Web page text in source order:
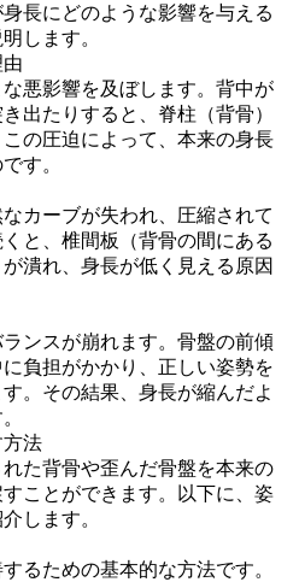
長にどのような影響を与える
します。
悪影響を及ぼします。背中が
出たりすると、脊柱（背骨）
の圧迫によって、本来の身長
す。
カーブが失われ、圧縮されて
と、椎間板（背骨の間にある
潰れ、身長が低く見える原因
ンスが崩れます。骨盤の前傾
負担がかかり、正しい姿勢を
。その結果、身長が縮んだよ
法
た背骨や歪んだ骨盤を本来の
ことができます。以下に、姿
します。
るための基本的な方法です。